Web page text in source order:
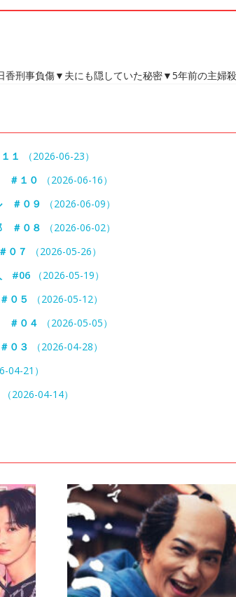
刑事負傷▼夫にも隠していた秘密▼5年前の主婦
１
（2026-06-23）
＃１０
（2026-06-16）
＃０９
（2026-06-09）
＃０８
（2026-06-02）
０７
（2026-05-26）
#06 （2026-05-19）
０５
（2026-05-12）
＃０４
（2026-05-05）
０３
（2026-04-28）
04-21）
（2026-04-14）